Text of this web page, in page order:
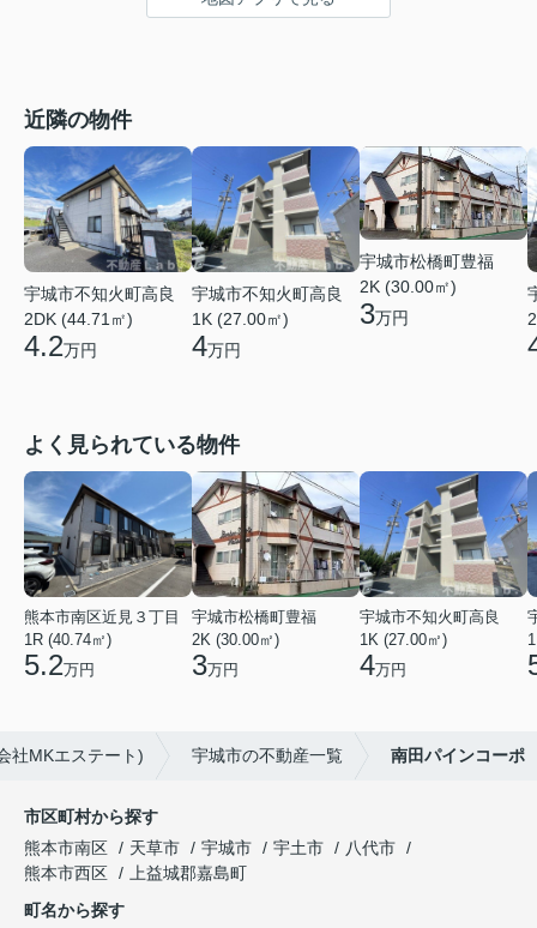
近隣の物件
宇城市不知火町高良
2DK (44.71㎡)
4.2万円
宇城市不知火町高良
1K (27.00㎡)
4万円
宇城市松橋町豊福
2K (30.00㎡)
3万円
よく見られている物件
熊本市南区近見３丁目
1R (40.74㎡)
5.2万円
宇城市松橋町豊福
2K (30.00㎡)
3万円
宇城市不知火町高良
1K (27.00㎡)
4万円
社MKエステート) 宇城市の不動産一覧 南田パインコーポ
市区町村から探す
熊本市南区
天草市 宇城市 宇土市
八代市
熊本市西区
上益城郡嘉島町
町名から探す